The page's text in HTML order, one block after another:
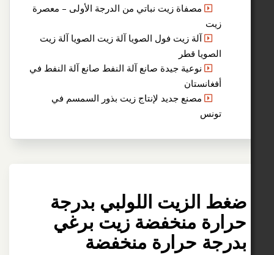
مصفاة زيت نباتي من الدرجة الأولى – معصرة
آلة زيت فول الصويا آلة زيت الصويا آلة زيت
نوعية جيدة صانع آلة النفط صانع آلة النفط في
مصنع جديد لإنتاج زيت بذور السمسم في
الزيت اللولبي بدرجة
منخفضة زيت برغي
حرارة منخفضة